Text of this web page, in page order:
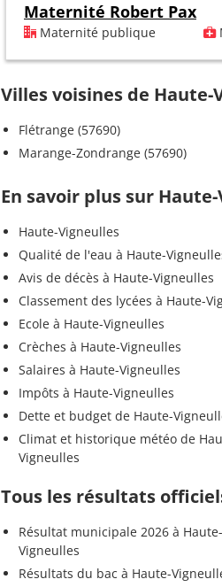
Maternité Robert Pax
Maternité publique
Villes voisines de Haute-
Flétrange (57690)
Marange-Zondrange (57690)
En savoir plus sur
Haute-Vigneulles
Qualité de l'eau à Haute-
Avis de décès à Haute-Vigneulles
Classement des lycées à Haute-
Ecole à Haute-Vigneulles
Crèches à Haute-Vigneulles
Salaires à Haute-Vigneulles
Impôts à Haute-Vigneulles
Dette et budget de Haute-
Climat et historique météo de
Vigneulles
Tous les résultats
Résultat municipale 2026 à Haute-
Vigneulles
Résultats du bac à Haute-